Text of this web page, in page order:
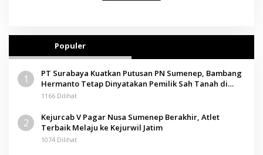
Populer
1
PT Surabaya Kuatkan Putusan PN Sumenep, Bambang
Hermanto Tetap Dinyatakan Pemilik Sah Tanah di
Pamolokan
1166 Dilihat
2
Kejurcab V Pagar Nusa Sumenep Berakhir, Atlet
Terbaik Melaju ke Kejurwil Jatim
1074 Dilihat